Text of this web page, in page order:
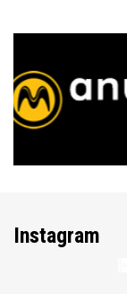
Instagram